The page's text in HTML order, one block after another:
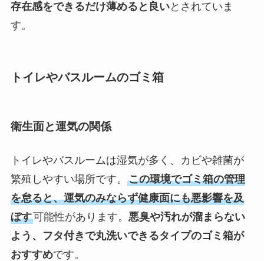
存在感をできるだけ薄めると良いとされていま
す。
トイレやバスルームのゴミ箱
衛生面と運気の関係
トイレやバスルームは湿気が多く、カビや雑菌が
繁殖しやすい場所です。 この環境でゴミ箱の管理
を怠ると、運気のみならず健康面にも悪影響を及
ぼす可能性があります。 悪臭や汚れが溜まらない
よう、フタ付きで丸洗いできるタイプのゴミ箱が
おすすめです。